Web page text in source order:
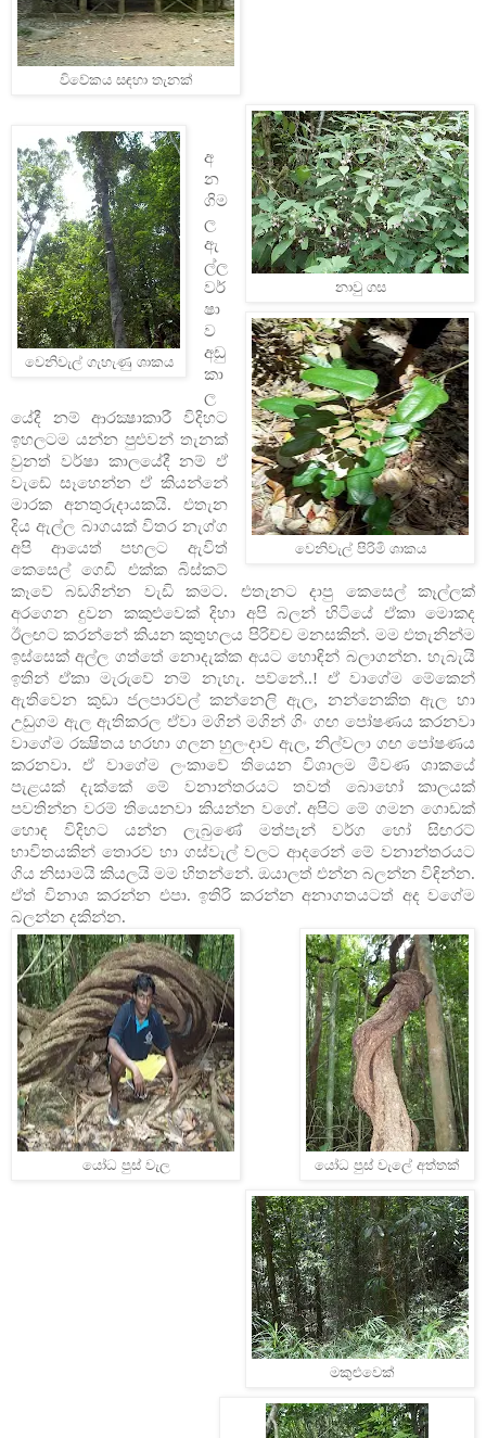
විවේකය සඳහා තැනක්
නාවු ගස
වෙනිවැල් ගැහැණු ශාකය
වෙනිවැල් පිරිමි ශාකය
අ
න
ගිම
ල
ඇ
ල්ල
වර්
ෂා
ව
අඩු
කා
ල
යේදී නම් ආරක්‍ෂාකාරී විදිහට
ඉහලටම යන්න පුළුවන් තැනක්
වුනත් වර්ෂා කාලයේදී නම් ඒ
වැඩේ සෑහෙන්න ඒ කියන්නේ
මාරක අනතුරුදායකයි. එතැන
දිය ඇල්ල බාගයක් විතර නැග්ග
අපි ආයෙත් පහලට ඇවිත්
කෙසෙල් ගෙඩි එක්ක බිස්කට්
කෑවේ බඩගින්න වැඩි කමට. එතැනට දාපු කෙසෙල් කෑල්ලක්
අරගෙන දුවන කකුළුවෙක් දිහා අපි බලන් හිටියේ ඒකා මොකද
ඊලඟට කරන්නේ කියන කුතුහලය පිරිච්ච මනසකින්. මම එතැනින්ම
ඉස්සෙක් අල්ල ගත්තේ නොදැක්ක අයට හොඳින් බලාගන්න. හැබැයි
ඉතින් ඒකා මැරුවේ නම් නැහැ. පව්නේ..! ඒ වාගේම මේකෙන්
ඇතිවෙන කුඩා ජලපාරවල් කන්නෙලි ඇල, නන්නෙකිත ඇල හා
උඩුගම ඇල ඇතිකරල ඒවා මගින් මගින් ගිං ගඟ පෝෂණය කරනවා
වාගේම රක්‍ෂිතය හරහා ගලන හුලංදාව ඇල, නිල්වලා ගඟ පෝෂණය
කරනවා. ඒ වාගේම ලංකාවේ තියෙන විශාලම මීවණ ශාකයේ
පැළයක් දැක්කේ මේ වනාන්තරයට තවත් බොහෝ කාලයක්
පවතින්න වරම් තියෙනවා කියන්න වගේ. අපිට මේ ගමන ගොඩක්
හොඳ විදිහට යන්න ලැබුණේ මත්පැන් වර්ග හෝ සිඟරට්
භාවිතයකින් තොරව හා ගස්වැල් වලට ආදරෙන් මේ වනාන්තරයට
ගිය නිසාමයි කියලයි මම හිතන්නේ. ඔයාලත් එන්න බලන්න විඳින්න.
ඒත් විනාශ කරන්න එපා. ඉතිරි කරන්න අනාගතයටත් අද වගේම
බලන්න දකින්න.
යෝධ පුස් වැල යෝධ පුස් වැලේ අත්තක්
මකුළුවෙක්